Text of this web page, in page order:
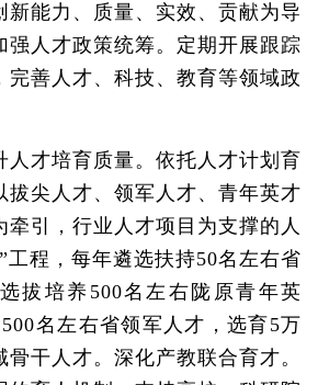
新能力、质量、实效、贡献为导
强人才政策统筹。定期开展跟踪
完善人才、科技、教育等领域政
人才培育质量。依托人才计划育
拔尖人才、领军人才、青年英才
牵引，行业人才项目为支撑的人
工程，每年遴选扶持50名左右省
拔培养500名左右陇原青年英
名左右省领军人才，选育5万
干人才。深化产教联合育才。